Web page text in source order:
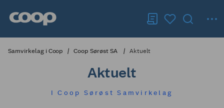
Samvirkelag i Coop Coop Sørøst SA Aktuelt
Aktuelt
I Coop Sørøst Samvirkelag